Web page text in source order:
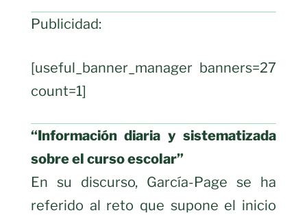
Publicidad:
[useful_banner_manager banners=27
count=1]
“Información diaria y sistematizada
sobre el curso escolar”
En su discurso, García-Page se ha
referido al reto que supone el inicio